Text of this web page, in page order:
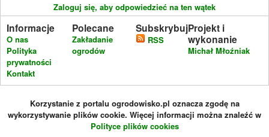
Zaloguj się, aby odpowiedzieć na ten wątek
Informacje
O nas
Polityka
prywatności
Kontakt
Polecane
Zakładanie
ogrodów
Subskrybuj
RSS
Projekt i
wykonanie
Michał Młoźniak
Korzystanie z portalu ogrodowisko.pl oznacza zgodę na
wykorzystywanie plików cookie. Więcej informacji można znaleźć w
Polityce plików cookies